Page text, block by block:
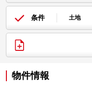
条件 土地
物件情報